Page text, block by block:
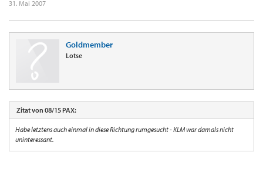
31. Mai 2007
Goldmember
Lotse
Zitat von 08/15 PAX:
Habe letztens auch einmal in diese Richtung rumgesucht - KLM war damals nicht
uninteressant.